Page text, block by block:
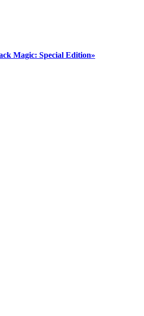
Magic: Special Edition»